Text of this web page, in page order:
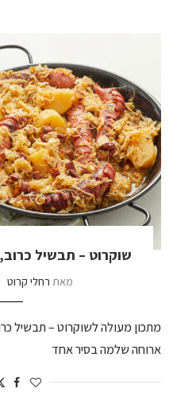
שוקרוט – תבשיל
מאת רחלי קרוט
מתכון מעולה לשוקרוט – תבשיל
ארוחה שלמה בסיר אחד